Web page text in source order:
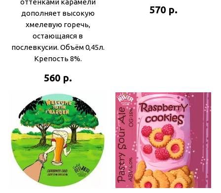
оттенками карамели
дополняет высокую
хмелевую горечь,
остающаяся в
послевкусии. Объём 0,45л.
Крепость 8%.
560 р.
570 р.